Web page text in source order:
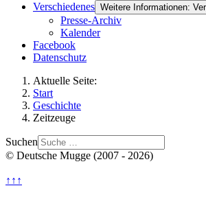
Verschiedenes Weitere Informationen:
Presse-Archiv
Kalender
Facebook
Datenschutz
Aktuelle Seite:
Start
Geschichte
Zeitzeuge
Suchen
© Deutsche Mugge (2007 - 2026)
↑↑↑